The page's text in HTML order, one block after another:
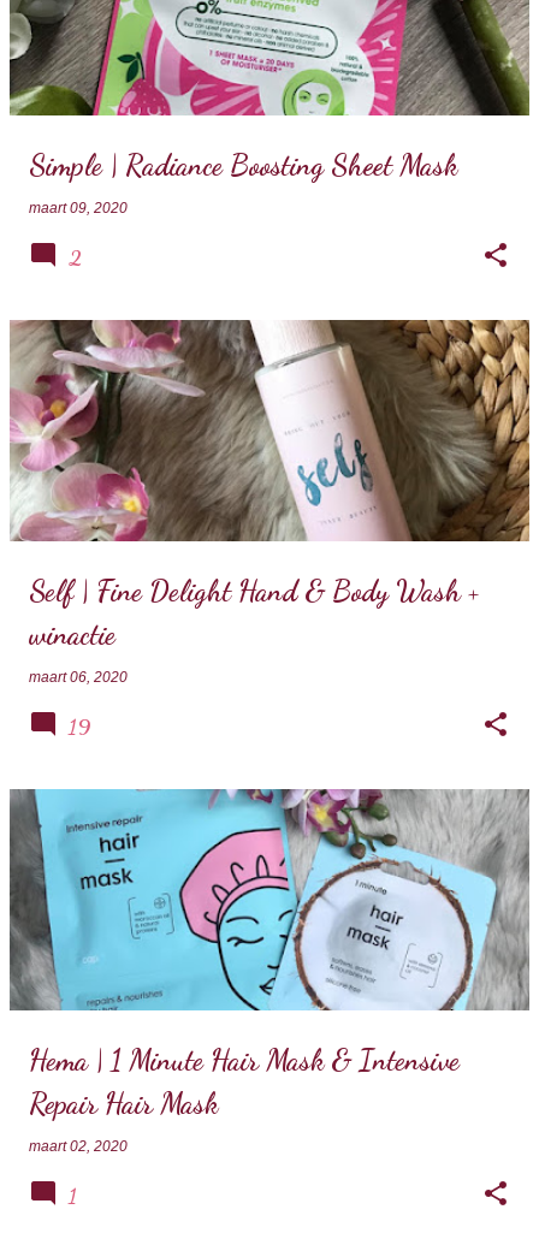
Simple | Radiance Boosting Sheet Mask
maart 09, 2020
2
Self | Fine Delight Hand & Body Wash +
winactie
maart 06, 2020
19
Hema | 1 Minute Hair Mask & Intensive
Repair Hair Mask
maart 02, 2020
1